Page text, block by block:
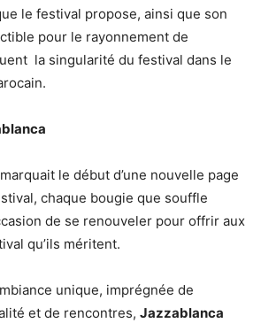
le festival propose, ainsi que son
pour le rayonnement de
la singularité du festival dans le
le début d’une nouvelle page
chaque bougie que souffle
de se renouveler pour offrir aux
qu’ils méritent.
unique, imprégnée de
et de rencontres, Jazzablanca